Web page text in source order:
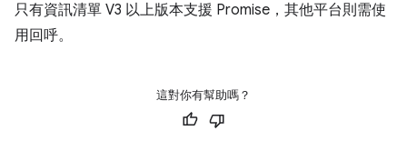
只有資訊清單 V3 以上版本支援 Promise，其他平台則需使
用回呼。
這對你有幫助嗎？